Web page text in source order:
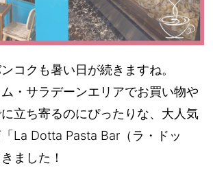
コクも暑い日が続きますね。
・サラデーンエリアでお買い物や
立ち寄るのにぴったりな、大人気
La Dotta Pasta Bar（ラ・ドッ
ました！